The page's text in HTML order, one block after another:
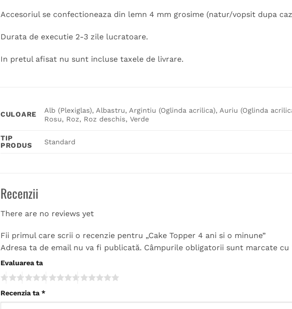
Accesoriul se confectioneaza din lemn 4 mm grosime (natur/vopsit dupa
Durata de executie 2-3 zile lucratoare.
In pretul afisat nu sunt incluse taxele de livrare.
CULOARE
Alb (Plexiglas), Albastru, Argintiu (Oglinda acrilica), Auriu (Oglinda
Rosu, Roz, Roz deschis, Verde
TIP
PRODUS
Standard
Recenzii
There are no reviews yet
Fii primul care scrii o recenzie pentru „Cake Topper 4 ani si o minune”
Adresa ta de email nu va fi publicată. Câmpurile obligatorii sunt marcate cu
Evaluarea ta
Recenzia ta *